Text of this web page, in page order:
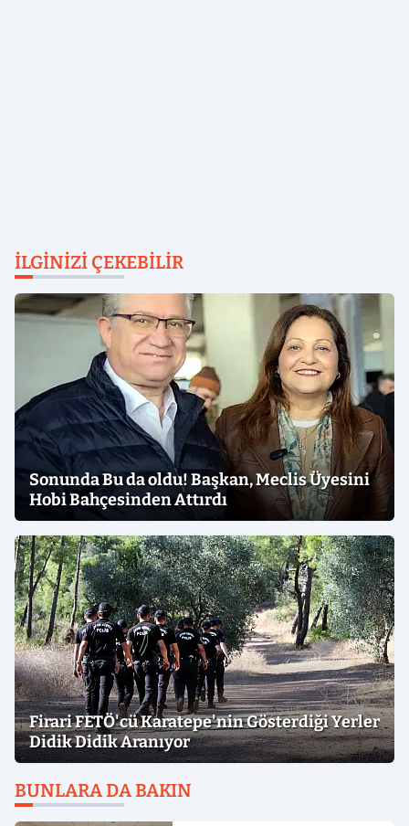
İLGINIZI ÇEKEBILIR
Sonunda Bu da oldu! Başkan, Meclis Üyesini
Hobi Bahçesinden Attırdı
Firari FETÖ'cü Karatepe'nin Gösterdiği Yerler
Didik Didik Aranıyor
BUNLARA DA BAKIN